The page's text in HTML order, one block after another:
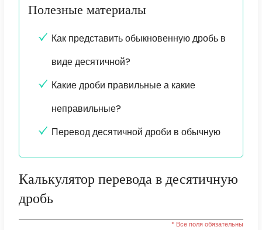
Полезные материалы
Как представить обыкновенную дробь в
виде десятичной?
Какие дроби правильные а какие
неправильные?
Перевод десятичной дроби в обычную
Калькулятор перевода в десятичную
дробь
* Все поля обязательны